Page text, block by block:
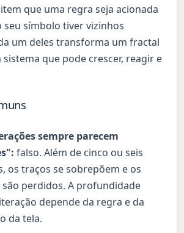
que uma regra seja acionada
seu símbolo tiver vizinhos
um deles transforma um fractal
que pode crescer, reagir e
sempre parecem
falso. Além de cinco ou seis
os traços se sobrepõem e os
são perdidos. A profundidade
depende da regra e da
da tela.